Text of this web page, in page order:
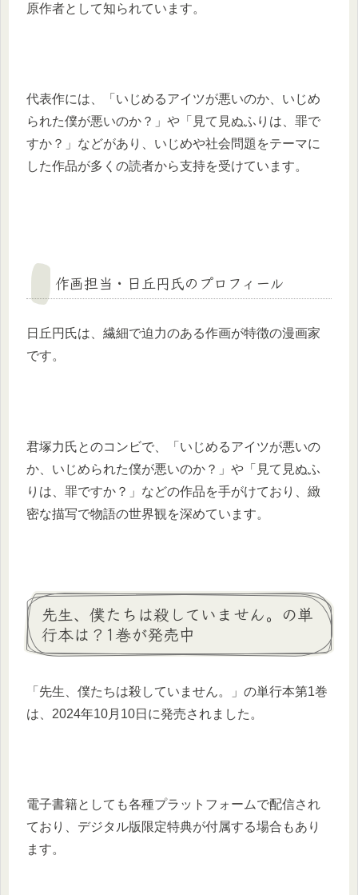
原作者として知られています。
代表作には、「いじめるアイツが悪いのか、いじめ
られた僕が悪いのか？」や「見て見ぬふりは、罪で
すか？」などがあり、いじめや社会問題をテーマに
した作品が多くの読者から支持を受けています。
作画担当・日丘円氏のプロフィール
日丘円氏は、繊細で迫力のある作画が特徴の漫画家
です。
君塚力氏とのコンビで、「いじめるアイツが悪いの
か、いじめられた僕が悪いのか？」や「見て見ぬふ
りは、罪ですか？」などの作品を手がけており、緻
密な描写で物語の世界観を深めています。
先生、僕たちは殺していません。の単
行本は？1巻が発売中
「先生、僕たちは殺していません。」の単行本第1巻
は、2024年10月10日に発売されました。
電子書籍としても各種プラットフォームで配信され
ており、デジタル版限定特典が付属する場合もあり
ます。